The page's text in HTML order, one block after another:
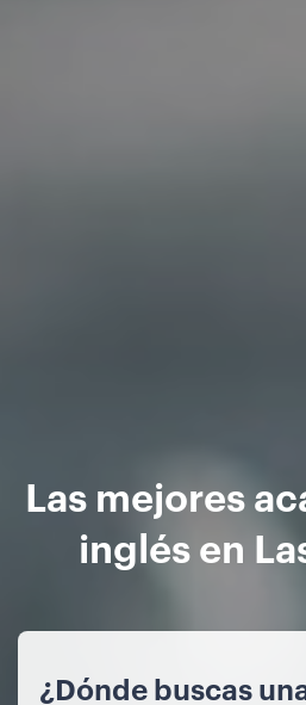
Las mejores
inglés en
¿Dónde buscas